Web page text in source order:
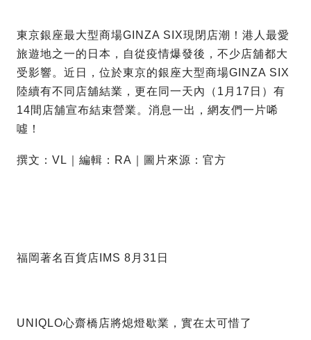
東京銀座最大型商場GINZA SIX現閉店潮！港人最愛
旅遊地之一的日本，自從疫情爆發後，不少店舖都大
受影響。近日，位於東京的銀座大型商場GINZA SIX
陸續有不同店舖結業，更在同一天內（1月17日）有
14間店舖宣布結束營業。消息一出，網友們一片唏
噓！
撰文：VL｜編輯：RA｜圖片來源：官方
福岡著名百貨店IMS 8月31日
UNIQLO心齋橋店將熄燈歇業，實在太可惜了